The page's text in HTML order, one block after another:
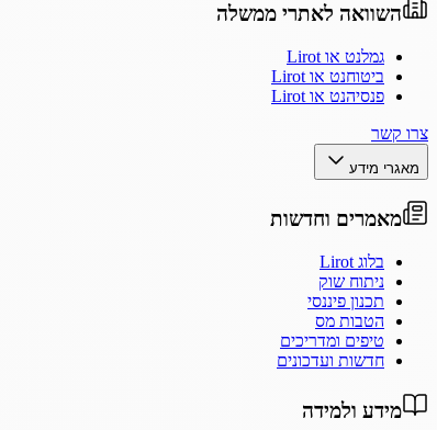
השוואה לאתרי ממשלה
גמלנט או Lirot
ביטוחנט או Lirot
פנסיהנט או Lirot
צרו קשר
מאגרי מידע
מאמרים וחדשות
בלוג Lirot
ניתוח שוק
תכנון פיננסי
הטבות מס
טיפים ומדריכים
חדשות ועדכונים
מידע ולמידה